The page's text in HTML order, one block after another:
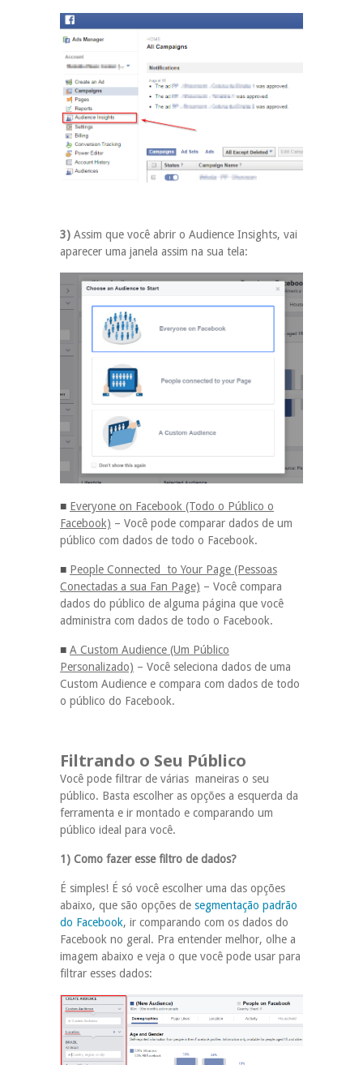
3) Assim que você abrir o Audience Insights, vai
aparecer uma janela assim na sua tela:
■ Everyone on Facebook (Todo o Público o
Facebook) – Você pode comparar dados de um
público com dados de todo o Facebook.
■ People Connected to Your Page (Pessoas
Conectadas a sua Fan Page) – Você compara
dados do público de alguma página que você
administra com dados de todo o Facebook.
■ A Custom Audience (Um Público
Personalizado) – Você seleciona dados de uma
Custom Audience e compara com dados de todo
o público do Facebook.
Filtrando o Seu Público
Você pode filtrar de várias maneiras o seu
público. Basta escolher as opções a esquerda da
ferramenta e ir montado e comparando um
público ideal para você.
1) Como fazer esse filtro de dados?
É simples! É só você escolher uma das opções
abaixo, que são opções de segmentação padrão
do Facebook, ir comparando com os dados do
Facebook no geral. Pra entender melhor, olhe a
imagem abaixo e veja o que você pode usar para
filtrar esses dados: